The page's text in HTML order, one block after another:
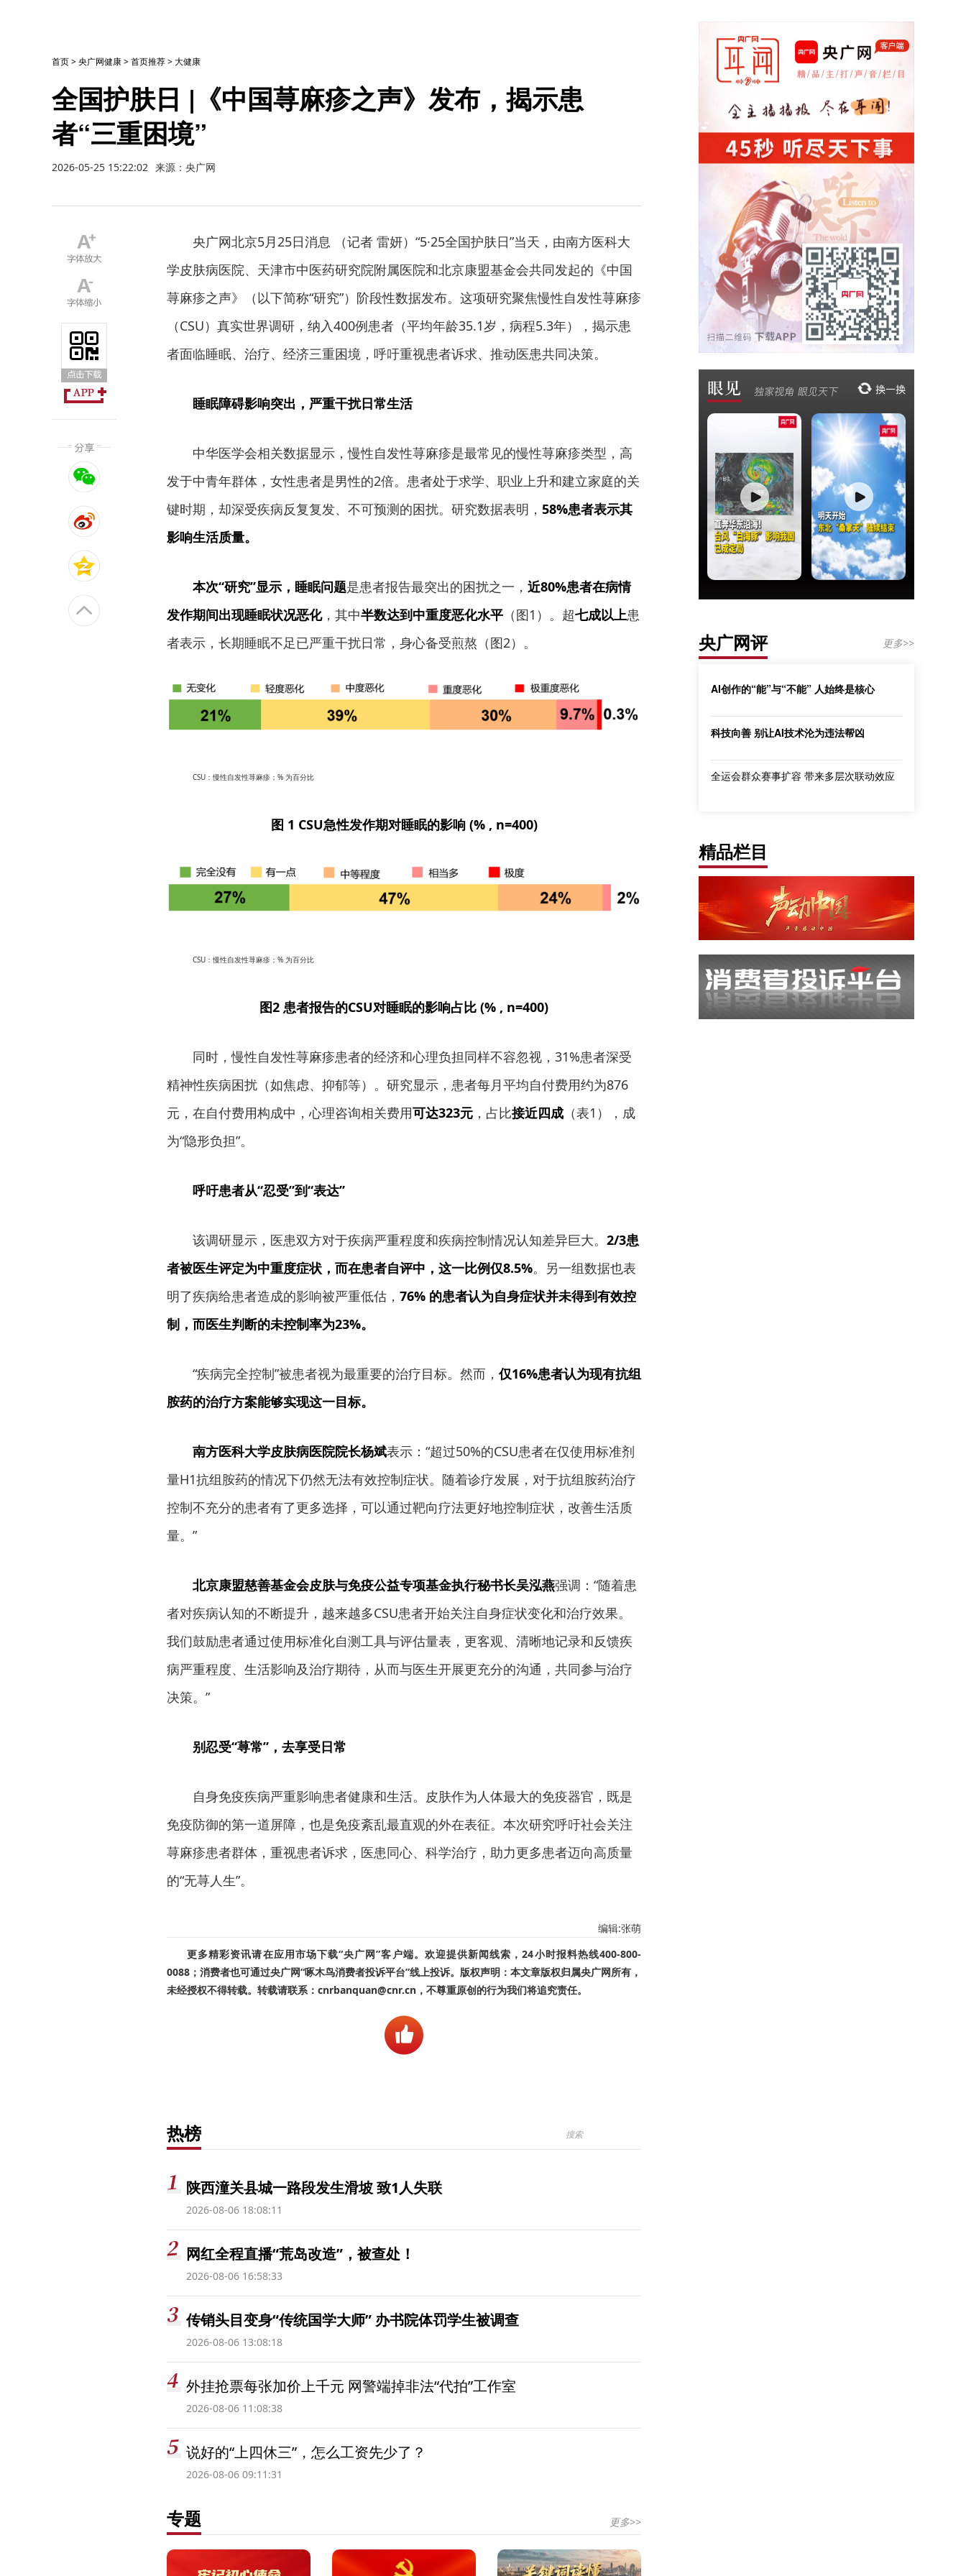
首页>央广网健康>首页推荐>大健康
全国护肤日 |《中国荨麻疹之声》发布，揭示患
者“三重困境”
2026-05-25 15:22:02 来源：央广网
央广网北京5月25日消息 （记者 雷妍）“5·25全国护肤日”当天，由南方医科大
学皮肤病医院、天津市中医药研究院附属医院和北京康盟基金会共同发起的《中国
荨麻疹之声》（以下简称“研究”）阶段性数据发布。这项研究聚焦慢性自发性荨麻疹
（CSU）真实世界调研，纳入400例患者（平均年龄35.1岁，病程5.3年），揭示患
者面临睡眠、治疗、经济三重困境，呼吁重视患者诉求、推动医患共同决策。
睡眠障碍影响突出，严重干扰日常生活
中华医学会相关数据显示，慢性自发性荨麻疹是最常见的慢性荨麻疹类型，高
发于中青年群体，女性患者是男性的2倍。患者处于求学、职业上升和建立家庭的关
键时期，却深受疾病反复复发、不可预测的困扰。研究数据表明， 58%患者表示其
影响生活质量。
本次“研究”显示，睡眠问题是患者报告最突出的困扰之一， 近80%患者在病情
发作期间出现睡眠状况恶化，其中半数达到中重度恶化水平 （图1）。超七成以上患
者表示，长期睡眠不足已严重干扰日常，身心备受煎熬（图2）。
CSU：慢性自发性荨麻疹；% 为百分比
图 1 CSU急性发作期对睡眠的影响 (% , n=400)
CSU：慢性自发性荨麻疹；% 为百分比
图2 患者报告的CSU对睡眠的影响占比 (% , n=400)
同时，慢性自发性荨麻疹患者的经济和心理负担同样不容忽视，31%患者深受
精神性疾病困扰（如焦虑、抑郁等）。研究显示，患者每月平均自付费用约为876
元，在自付费用构成中，心理咨询相关费用可达323元 ，占比接近四成 （表1），成
为“隐形负担”。
呼吁患者从“忍受”到“表达”
该调研显示，医患双方对于疾病严重程度和疾病控制情况认知差异巨大。 2/3患
者被医生评定为中重度症状，而在患者自评中，这一比例仅8.5%。另一组数据也表
明了疾病给患者造成的影响被严重低估， 76% 的患者认为自身症状并未得到有效控
制，而医生判断的未控制率为23%。
“疾病完全控制”被患者视为最重要的治疗目标。然而，仅16%患者认为现有抗组
胺药的治疗方案能够实现这一目标。
南方医科大学皮肤病医院院长杨斌表示：“超过50%的CSU患者在仅使用标准剂
量H1抗组胺药的情况下仍然无法有效控制症状。随着诊疗发展，对于抗组胺药治疗
控制不充分的患者有了更多选择，可以通过靶向疗法更好地控制症状，改善生活质
量。”
北京康盟慈善基金会皮肤与免疫公益专项基金执行秘书长吴泓燕强调：“随着患
者对疾病认知的不断提升，越来越多CSU患者开始关注自身症状变化和治疗效果。
我们鼓励患者通过使用标准化自测工具与评估量表，更客观、清晰地记录和反馈疾
病严重程度、生活影响及治疗期待，从而与医生开展更充分的沟通，共同参与治疗
决策。”
别忍受“荨常”，去享受日常
自身免疫疾病严重影响患者健康和生活。皮肤作为人体最大的免疫器官，既是
免疫防御的第一道屏障，也是免疫紊乱最直观的外在表征。本次研究呼吁社会关注
荨麻疹患者群体，重视患者诉求，医患同心、科学治疗，助力更多患者迈向高质量
的“无荨人生”。
编辑:张萌
更多精彩资讯请在应用市场下载“央广网”客户端。欢迎提供新闻线索，24小时报料热线400-800-
0088；消费者也可通过央广网“啄木鸟消费者投诉平台”线上投诉。版权声明：本文章版权归属央广网所有，
未经授权不得转载。转载请联系：cnrbanquan@cnr.cn，不尊重原创的行为我们将追究责任。
热榜
陕西潼关县城一路段发生滑坡 致1人失联
2026-08-06 18:08:11
网红全程直播“荒岛改造”，被查处！
2026-08-06 16:58:33
传销头目变身“传统国学大师” 办书院体罚学生被调查
2026-08-06 13:08:18
外挂抢票每张加价上千元 网警端掉非法“代拍”工作室
2026-08-06 11:08:38
说好的“上四休三”，怎么工资先少了？
2026-08-06 09:11:31
专题 更多>>
央广网评 更多>>
AI创作的“能”与“不能” 人始终是核心
科技向善 别让AI技术沦为违法帮凶
全运会群众赛事扩容 带来多层次联动效应
精品栏目